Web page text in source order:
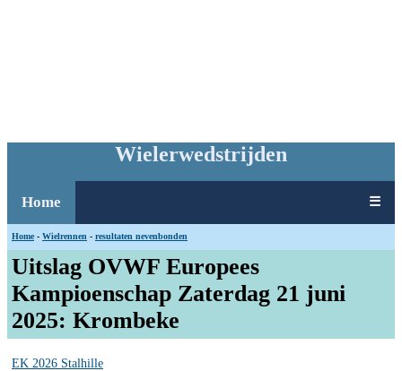
Wielerwedstrijden
Home ☰
Home - Wielrennen - resultaten nevenbonden
Uitslag OVWF Europees
Kampioenschap Zaterdag 21 juni
2025: Krombeke
EK 2026 Stalhille